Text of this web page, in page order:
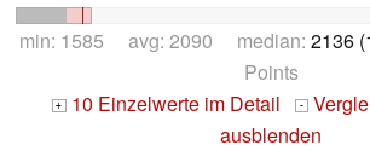
min: 1585 avg: 2090 median: 2136
Points
+ 10 Einzelwerte im Detail -
ausblenden